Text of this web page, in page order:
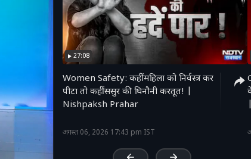
'
27:08
Women Safety: कहीं महिला को निर्वस्त्र कर
पीटा तो कहीं ससुर की घिनौनी करतूत! |
Nishpaksh Prahar
अगस्त 06, 2026 17:43 pm IST